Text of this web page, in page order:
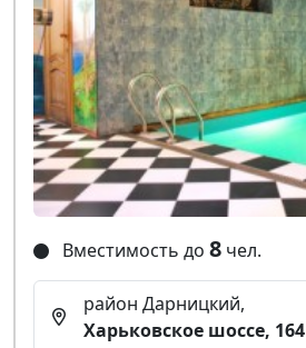
Вместимость до 8 чел.
район Дарницкий,
Харьковское шоссе, 164